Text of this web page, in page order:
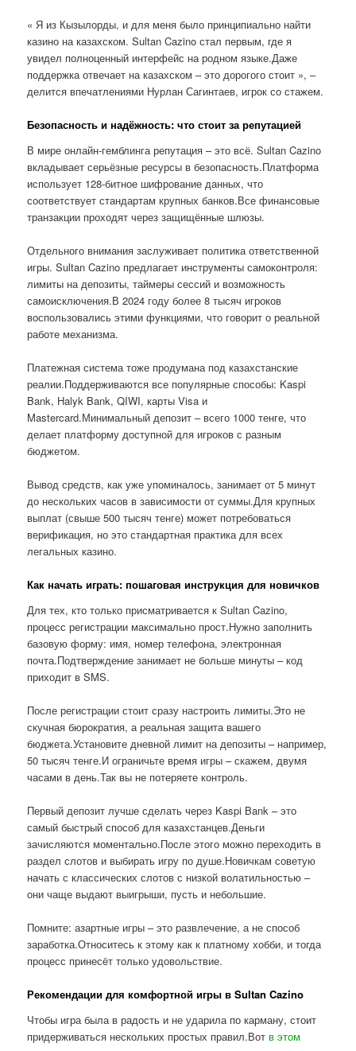
« Я из Кызылорды, и для меня было принципиально найти
казино на казахском. Sultan Cazino стал первым, где я
увидел полноценный интерфейс на родном языке.Даже
поддержка отвечает на казахском – это дорогого стоит », –
делится впечатлениями Нурлан Сагинтаев, игрок со стажем.
Безопасность и надёжность: что стоит за репутацией
В мире онлайн-гемблинга репутация – это всё. Sultan Cazino
вкладывает серьёзные ресурсы в безопасность.Платформа
использует 128-битное шифрование данных, что
соответствует стандартам крупных банков.Все финансовые
транзакции проходят через защищённые шлюзы.
Отдельного внимания заслуживает политика ответственной
игры. Sultan Cazino предлагает инструменты самоконтроля:
лимиты на депозиты, таймеры сессий и возможность
самоисключения.В 2024 году более 8 тысяч игроков
воспользовались этими функциями, что говорит о реальной
работе механизма.
Платежная система тоже продумана под казахстанские
реалии.Поддерживаются все популярные способы: Kaspi
Bank, Halyk Bank, QIWI, карты Visa и
Mastercard.Минимальный депозит – всего 1000 тенге, что
делает платформу доступной для игроков с разным
бюджетом.
Вывод средств, как уже упоминалось, занимает от 5 минут
до нескольких часов в зависимости от суммы.Для крупных
выплат (свыше 500 тысяч тенге) может потребоваться
верификация, но это стандартная практика для всех
легальных казино.
Как начать играть: пошаговая инструкция для новичков
Для тех, кто только присматривается к Sultan Cazino,
процесс регистрации максимально прост.Нужно заполнить
базовую форму: имя, номер телефона, электронная
почта.Подтверждение занимает не больше минуты – код
приходит в SMS.
После регистрации стоит сразу настроить лимиты.Это не
скучная бюрократия, а реальная защита вашего
бюджета.Установите дневной лимит на депозиты – например,
50 тысяч тенге.И ограничьте время игры – скажем, двумя
часами в день.Так вы не потеряете контроль.
Первый депозит лучше сделать через Kaspi Bank – это
самый быстрый способ для казахстанцев.Деньги
зачисляются моментально.После этого можно переходить в
раздел слотов и выбирать игру по душе.Новичкам советую
начать с классических слотов с низкой волатильностью –
они чаще выдают выигрыши, пусть и небольшие.
Помните: азартные игры – это развлечение, а не способ
заработка.Относитесь к этому как к платному хобби, и тогда
процесс принесёт только удовольствие.
Рекомендации для комфортной игры в Sultan Cazino
Чтобы игра была в радость и не ударила по карману, стоит
придерживаться нескольких простых правил.Вотв этом